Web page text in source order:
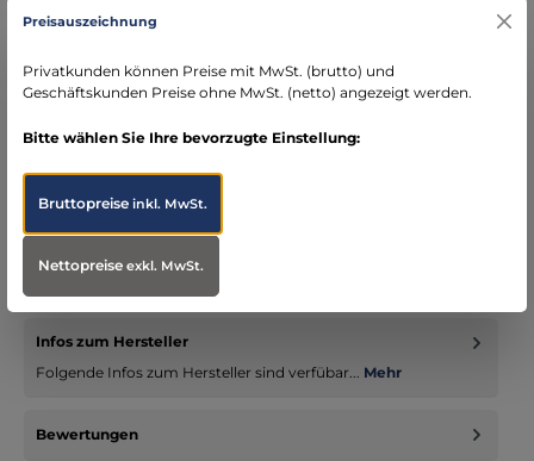
schneller Versand mit DHL
Bereich Notfallmedizin
Beschreibung
• Mit leicht geneigter Kanüle, um das Einführen zu erleichtern •
Optimales Innenlumen • Sogenannte 3-K Spitze für geringste…
Infos zum Hersteller
Folgende Infos zum Hersteller sind verfübar... Mehr
Bewertungen
Preisauszeichnung
Privatkunden können Preise mit MwSt. (brutto) und
Geschäftskunden Preise ohne MwSt. (netto) angezeigt werden.
Bitte wählen Sie Ihre bevorzugte Einstellung:
Bruttopreiseinkl. MwSt.
Nettopreiseexkl. MwSt.